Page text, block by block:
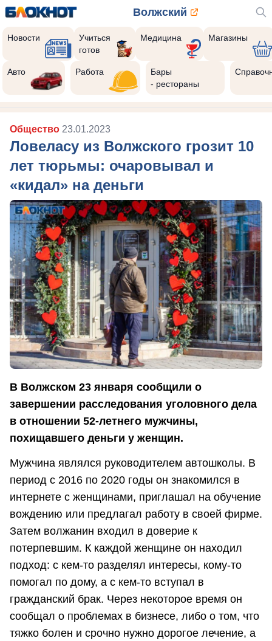
Волжский
Новости
Учиться
готов
Медицина Магазины
Авто Работа
Бары
- рестораны
Общество 23.01.2023
Ловеласу из Волжского грозит 10
лет тюрьмы: очаровывал и
«кидал» на деньги
В Волжском 23 января сообщили о
завершении расследования уголовного дела
в отношении 52-летнего мужчины,
похищавшего деньги у женщин.
Мужчина являлся руководителем автошколы. В
период с 2016 по 2020 годы он знакомился в
интернете с женщинами, приглашал на обучение
вождению или предлагал работу в своей фирме.
Затем волжанин входил в доверие к
потерпевшим. К каждой женщине он находил
подход: с кем-то разделял интересы, кому-то
помогал по дому, а с кем-то вступал в
гражданский брак. Через некоторое время он
сообщал о проблемах в бизнесе, либо о том, что
тяжко болен и срочно нужно дорогое лечение, а